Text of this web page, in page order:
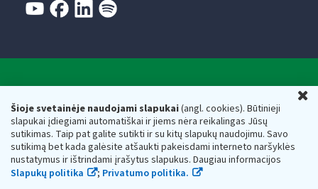
Šioje svetainėje naudojami slapukai(angl. cookies). Būtinieji
slapukai įdiegiami automatiškai ir jiems nėra reikalingas Jūsų
sutikimas. Taip pat galite sutikti ir su kitų slapukų naudojimu. Savo
sutikimą bet kada galėsite atšaukti pakeisdami interneto naršyklės
nustatymus ir ištrindami įrašytus slapukus. Daugiau informacijos
Slapukų politika
; Privatumo politika.
Respublikos finansų ministerijos
Biudžetinė įstaiga. Juridinio asmens kodas — 188659752,
adresas: Vasario 16-osios g. 14, 01107 Vilnius, Lietuva, el.paštas:
vmi@vmi.lt, E. pristatymo dėžutės adresas 188659752
Duomenys apie Valstybinę mokesčių inspekciją prie Lietuvos
Respublikos finansų ministerijos kaupiami ir saugomi Juridinių